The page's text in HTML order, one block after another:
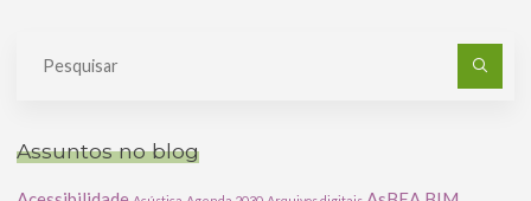
Assuntos no blog